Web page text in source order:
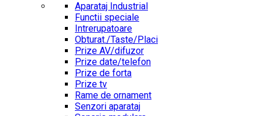
Aparataj Industrial
Functii speciale
Intrerupatoare
Obturat./Taste/Placi
Prize AV/difuzor
Prize date/telefon
Prize de forta
Prize tv
Rame de ornament
Senzori aparataj